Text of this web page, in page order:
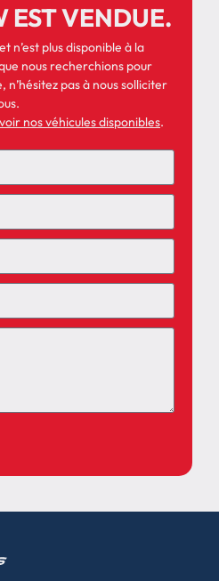
EST VENDUE.
n’est plus disponible à la
nous recherchions pour
n’hésitez pas à nous solliciter
voir nos véhicules disponibles.